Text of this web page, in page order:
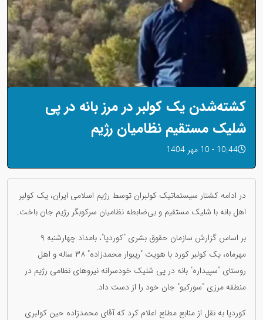
کشته‌شدن یک کولبر در مرز بانه در پی
شلیک مستقیم نظامیان رژیم
10:44 - 10 مهر 1404
در ادامه کشتار سیستماتیک کولبران توسط رژیم اسلامی ایران، یک کولبر
اهل بانه با شلیک مستقیم و بی‌ضابطه نظامیان سرکوبگر رژیم جان باخت.
بر اساس گزارش سازمان حقوق بشری "کوردپا"، بامداد چهارشنبه ٩
مهرماه، یک کولبر کورد با هویت "ریبوار محمدزاده" ٣٨ ساله و اهل
روستای "سپیداره" بانه در پی شلیک خودسرانه نیروهای نظامی رژیم در
منطقه مرزی "سورکیو" جان خود را از دست داد.
کوردپا به نقل از منابع مطلع اعلام کرد که آقای محمدزاده حین کولبری